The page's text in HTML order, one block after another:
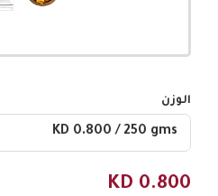
الوزن
KD 0.800